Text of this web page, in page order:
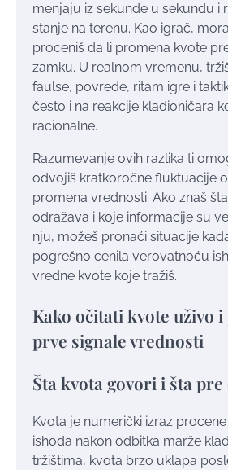
menjaju iz sekunde u sekundu i
stanje na terenu. Kao igrač,
proceniš da li promena kvote
zamku. U realnom vremenu,
faulse, povrede, ritam igre i
često i na reakcije kladioničara
racionalne.
Razumevanje ovih razlika ti
odvojiš kratkoročne fluktuacije
promena vrednosti. Ako znaš
odražava i koje informacije su
nju, možeš pronaći situacije
pogrešno cenila verovatnoću
vredne kvote koje tražiš.
Kako očitati kvote uživo
prve signale vrednosti
Šta kvota govori i šta pre
Kvota je numerički izraz
ishoda nakon odbitka marže
tržištima, kvota brzo uklapa